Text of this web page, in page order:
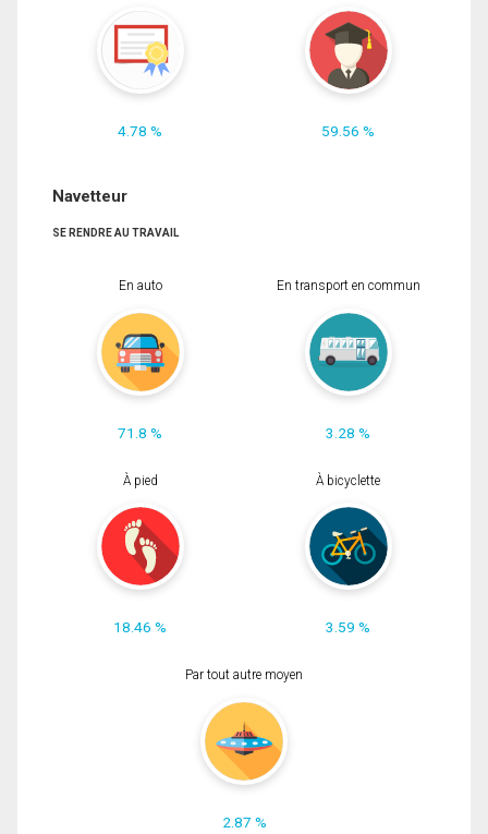
4.78 % 59.56 %
Navetteur
SE RENDRE AU TRAVAIL
En auto
71.8 %
En transport en commun
3.28 %
À pied
18.46 %
À bicyclette
3.59 %
Par tout autre moyen
2.87 %